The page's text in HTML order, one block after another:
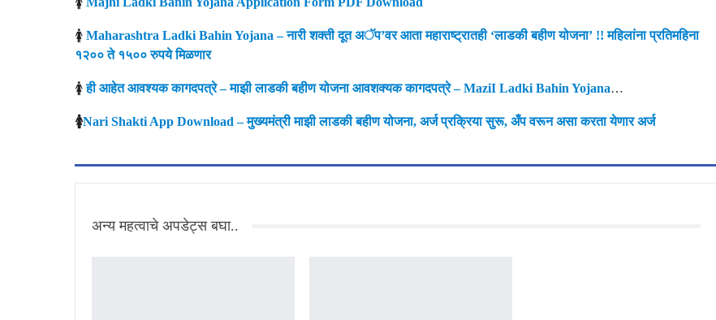
🚺 Maharashtra Ladki Bahin Yojana – नारी शक्ती दूत अॅप’वर आता महाराष्ट्रातही ‘लाडकी बहीण योजना’ !! महिलांना प्रतिमहिना
१२०० ते १५०० रुपये मिळणार
🚺ही आहेत आवश्यक कागदपत्रे – माझी लाडकी बहीण योजना आवशक्यक कागदपत्रे – MaziI Ladki Bahin Yojana…
🚺Nari Shakti App Download – मुख्यमंत्री माझी लाडकी बहीण योजना, अर्ज प्रक्रिया सुरू, अँप वरून असा करता येणार अर्ज
अन्य महत्वाचे अपडेट्स बघा..